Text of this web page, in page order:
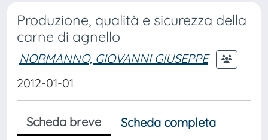
Produzione, qualità e sicurezza della
carne di agnello
NORMANNO, GIOVANNI GIUSEPPE
2012-01-01
Scheda breve
Scheda completa